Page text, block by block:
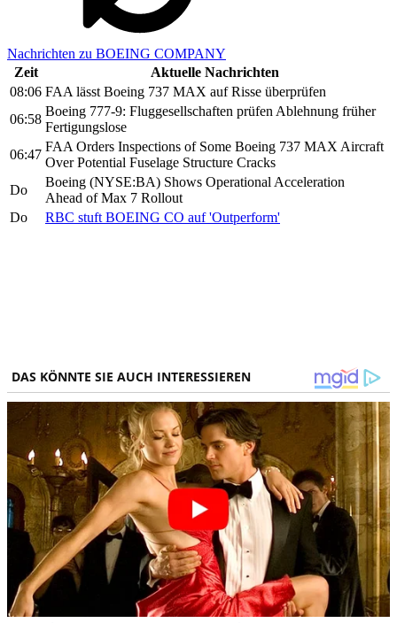
Nachrichten zu BOEING COMPANY
Zeit
Aktuelle Nachrichten
08:06 FAA lässt Boeing 737 MAX auf Risse überprüfen
06:58
Boeing 777-9: Fluggesellschaften prüfen Ablehnung früher
Fertigungslose
06:47
FAA Orders Inspections of Some Boeing 737 MAX Aircraft
Over Potential Fuselage Structure Cracks
Do
Boeing (NYSE:BA) Shows Operational Acceleration
Ahead of Max 7 Rollout
Do
RBC stuft BOEING CO auf 'Outperform'